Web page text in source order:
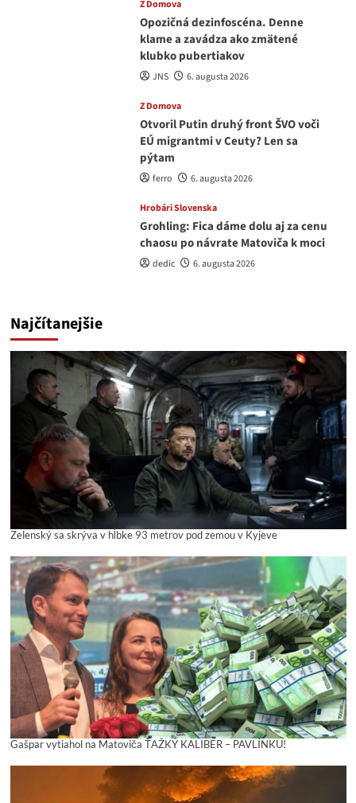
Z Domova
Opozičná dezinfoscéna. Denne
klame a zavádza ako zmätené
klubko pubertiakov
JNS 6. augusta 2026
Z Domova
Otvoril Putin druhý front ŠVO voči
EÚ migrantmi v Ceuty? Len sa
pýtam
ferro 6. augusta 2026
Hrobári Slovenska
Grohling: Fica dáme dolu aj za cenu
chaosu po návrate Matoviča k moci
dedic 6. augusta 2026
Najčítanejšie
Zelenský sa skrýva v hĺbke 93 metrov pod zemou v Kyjeve
Gašpar vytiahol na Matoviča ŤAŽKÝ KALIBER – PAVLÍNKU!